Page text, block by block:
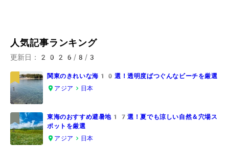
人気記事ランキング
更新日： 2026/8/3
1
関東のきれいな海10選！透明度ばつぐんなビーチを厳選
アジア
日本
2
東海のおすすめ避暑地17選！夏でも涼しい自然＆穴場ス
ポットを厳選
アジア
日本